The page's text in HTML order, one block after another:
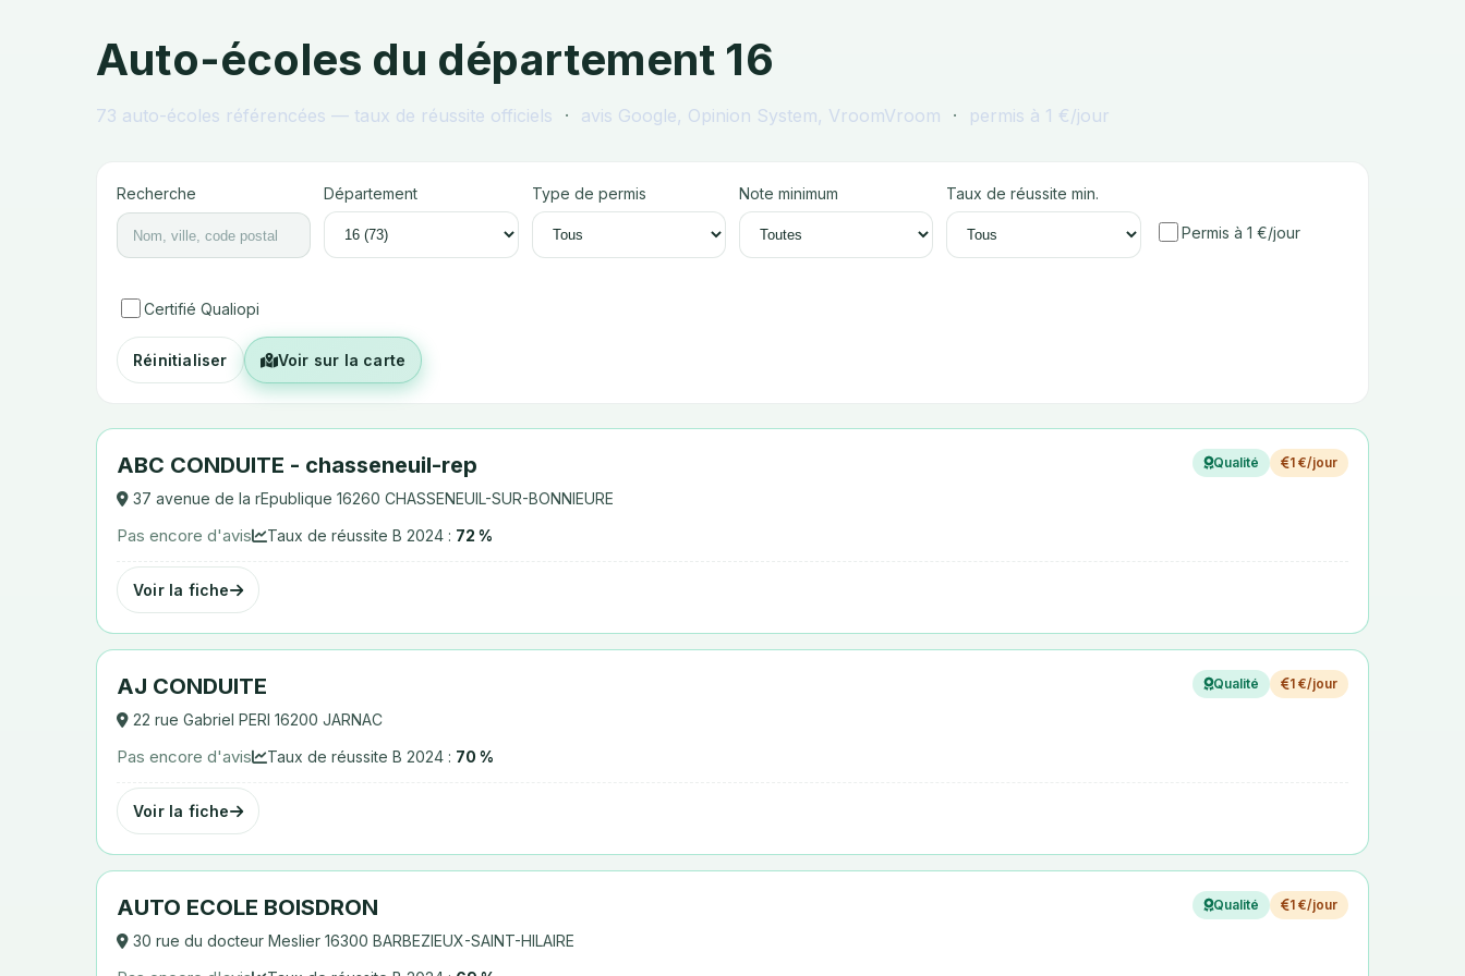
Auto-écoles du département 16
73 auto-écoles référencées — taux de réussite officiels · avis Google, Opinion System, VroomVroom · permis à 1 €/jour
Recherche Département Type de permis Note minimum Taux de réussite min.
Permis à 1 €/jour
Certifié Qualiopi
Réinitialiser Voir sur la carte
ABC CONDUITE - chasseneuil-rep
37 avenue de la rEpublique 16260 CHASSENEUIL-SUR-BONNIEURE
Qualité 1 €/jour
Pas encore d'avis Taux de réussite B 2024 : 72 %
Voir la fiche
AJ CONDUITE
22 rue Gabriel PERI 16200 JARNAC
Qualité 1 €/jour
Pas encore d'avis Taux de réussite B 2024 : 70 %
Voir la fiche
AUTO ECOLE BOISDRON
30 rue du docteur Meslier 16300 BARBEZIEUX-SAINT-HILAIRE
Qualité 1 €/jour